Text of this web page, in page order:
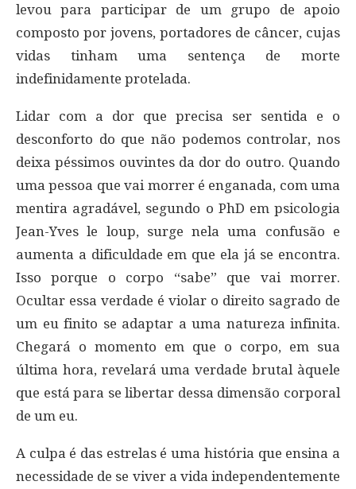
levou para participar de um grupo de apoio
composto por jovens, portadores de câncer, cujas
vidas tinham uma sentença de morte
indefinidamente protelada.
Lidar com a dor que precisa ser sentida e o
desconforto do que não podemos controlar, nos
deixa péssimos ouvintes da dor do outro. Quando
uma pessoa que vai morrer é enganada, com uma
mentira agradável, segundo o PhD em psicologia
Jean-Yves le loup, surge nela uma confusão e
aumenta a dificuldade em que ela já se encontra.
Isso porque o corpo “sabe” que vai morrer.
Ocultar essa verdade é violar o direito sagrado de
um eu finito se adaptar a uma natureza infinita.
Chegará o momento em que o corpo, em sua
última hora, revelará uma verdade brutal àquele
que está para se libertar dessa dimensão corporal
de um eu.
A culpa é das estrelas é uma história que ensina a
necessidade de se viver a vida independentemente